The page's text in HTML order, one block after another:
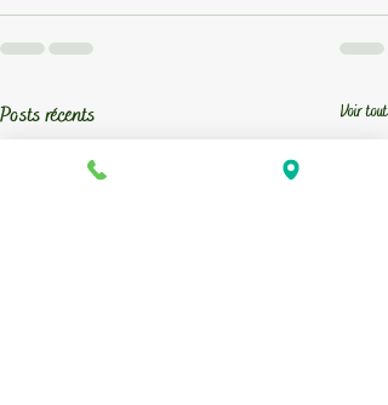
Posts récents Voir tout